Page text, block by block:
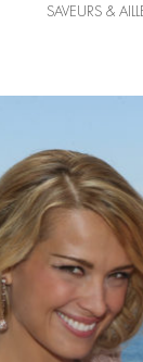
SAVEURS &